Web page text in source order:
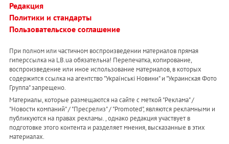
Редакция
Политики и стандарты
Пользовательское соглашение
При полном или частичном воспроизведении материалов прямая
гиперссылка на LB.ua обязательна! Перепечатка, копирование,
воспроизведение или иное использование материалов, в которых
содержится ссылка на агентство "Українськi Новини" и "Украинская Фото
Группа" запрещено.
Материалы, которые размещаются на сайте с меткой "Реклама" /
"Новости компаний" / "Пресрелиз" / "Promoted", являются рекламными и
публикуются на правах рекламы. , однако редакция участвует в
подготовке этого контента и разделяет мнения, высказанные в этих
материалах.